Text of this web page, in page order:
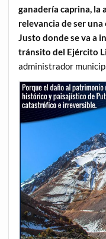
ganadería caprina, la
relevancia de ser
Justo donde se va a
tránsito del Ejército
administrador